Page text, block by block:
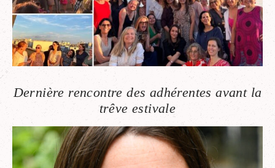
Dernière rencontre des adhérentes avant la
trêve estivale